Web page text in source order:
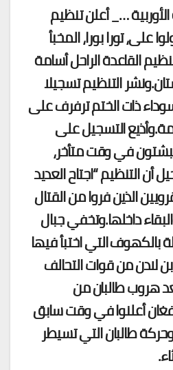
…_ أعلن تنظيم
على، تورا بورا، المخبأ
القاعدة الراحل أسامة
التنظيم تسجيلا
ذات الختم ترفرف على
التسجيل على
في وقت متأخر،
أن التنظيم “اجتاح العديد
الذين فروا من القتال
داخلها.وتخفي جبال
بالكهوف التي اختبأ فيها
لادن من قوات التحالف
في 2001 بعد هروب طالبان من
أعلنوا في وقت سابق
طالبان التي تسيطر